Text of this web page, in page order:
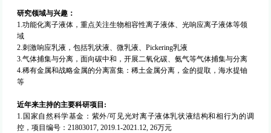
研究领域与兴趣 ：
1.功能化离子液体，重点关注生物相容性离子液体、光响应离子液体等领
域
2.刺激响应乳液，包括乳状液、微乳液、Pickering乳液
3.气体捕集与分离，面向碳中和，开展二氧化碳、氨气等气体捕集与分离
4.稀有金属和战略金属的分离富集：稀土金属分离，金的提取，海水提铀
等
近年来主持的主要科研项目 :
1. 国家自然科学基金：紫外/可见光对离子液体乳状液结构和相行为的调
控，项目编号：21803017,2019.1-2021.12, 26万元